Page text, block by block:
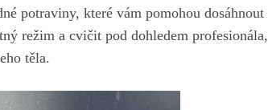
potraviny, které vám pomohou dosáhnout
režim a cvičit pod dohledem profesionála,
těla.